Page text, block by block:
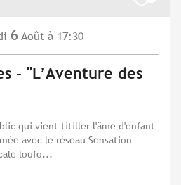
6 Août à 17:30
- "L’Aventure des
qui vient titiller l'âme d'enfant
avec le réseau Sensation
loufo...